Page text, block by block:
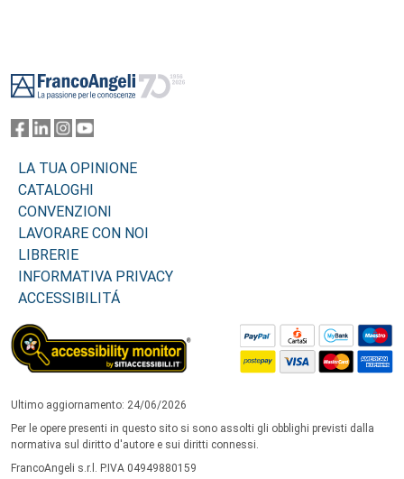
LA TUA OPINIONE
CATALOGHI
CONVENZIONI
LAVORARE CON NOI
LIBRERIE
INFORMATIVA PRIVACY
ACCESSIBILITÁ
Ultimo aggiornamento: 24/06/2026
Per le opere presenti in questo sito si sono assolti gli obblighi previsti dalla
normativa sul diritto d'autore e sui diritti connessi.
FrancoAngeli s.r.l. P.IVA 04949880159